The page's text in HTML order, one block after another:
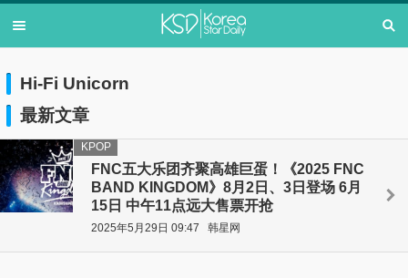
Hi-Fi Unicorn
最新文章
FNC五大乐团齐聚高雄巨蛋！《2025 FNC
BAND KINGDOM》8月2日、3日登场 6月
15日 中午11点远大售票开抢
KPOP
2025年5月29日 09:47 韩星网